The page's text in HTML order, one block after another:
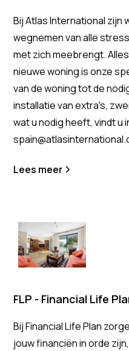
Bij Atlas International zijn
wegnemen van alle
met zich meebrengt.
nieuwe woning is onze
van de woning tot de
installatie van extra's,
wat u nodig heeft, vindt u
Lees meer
FLP - Financial Life
Bij Financial Life Plan
jouw financiën in orde